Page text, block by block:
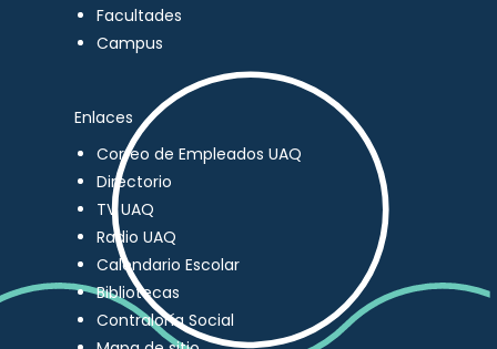
Facultades
Campus
Enlaces
Correo de Empleados UAQ
Directorio
TV UAQ
Radio UAQ
Calendario Escolar
Bibliotecas
Contraloría Social